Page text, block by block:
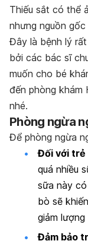
Thiếu sắt có thể
nhưng nguồn gốc
Đây là bệnh lý
bởi các bác sĩ
muốn cho bé
đến phòng khám
nhé.
Phòng ngừa
Để phòng ngừa
Đối với trẻ
quá nhiều
sữa này
bò sẽ
giảm
Đảm bảo